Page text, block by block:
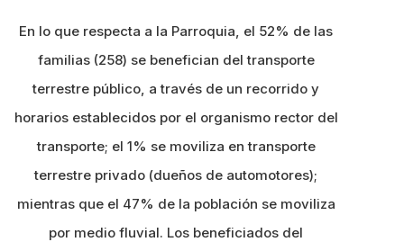
En lo que respecta a la Parroquia, el 52% de las
familias (258) se benefician del transporte
terrestre público, a través de un recorrido y
horarios establecidos por el organismo rector del
transporte; el 1% se moviliza en transporte
terrestre privado (dueños de automotores);
mientras que el 47% de la población se moviliza
por medio fluvial. Los beneficiados del